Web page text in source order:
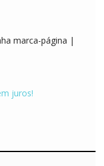
marca-página |
juros!